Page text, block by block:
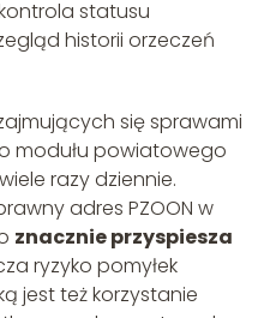
statusu
historii orzeczeń
się sprawami
modułu powiatowego
razy dziennie.
adres PZOON w
znacznie przyspiesza
ryzyko pomyłek
jest też korzystanie